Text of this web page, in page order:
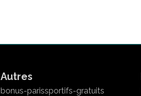
Autres
bonus-parissportifs-gratuits